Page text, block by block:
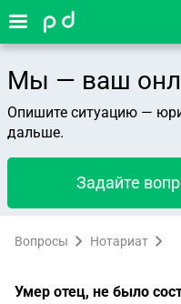
Мы — ваш
Опишите ситуацию —
дальше.
Задайте
Вопросы Нотариат
Умер отец, не было